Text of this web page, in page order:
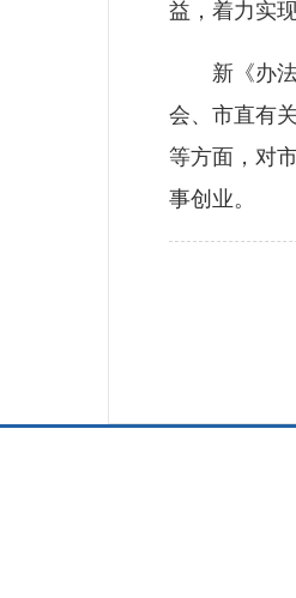
益，着力实
新《办法
会、市直有
等方面，对
事创业。